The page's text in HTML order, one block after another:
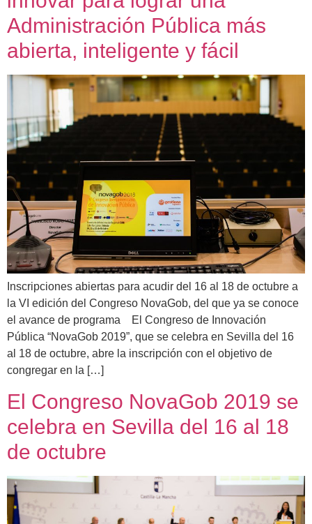
Administración Pública más
abierta, inteligente y fácil
Inscripciones abiertas para acudir del 16 al 18 de octubre a
la VI edición del Congreso NovaGob, del que ya se conoce
el avance de programa El Congreso de Innovación
Pública “NovaGob 2019”, que se celebra en Sevilla del 16
al 18 de octubre, abre la inscripción con el objetivo de
congregar en la […]
El Congreso NovaGob 2019 se
celebra en Sevilla del 16 al 18
de octubre